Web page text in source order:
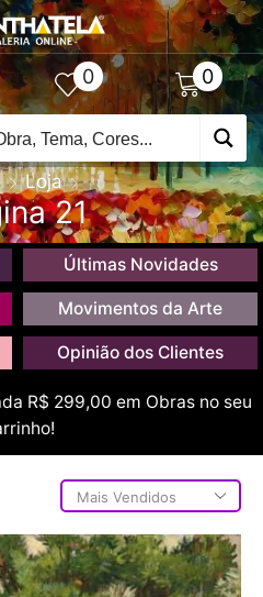
0 0
Loja
21
Últimas Novidades
Movimentos da Arte
Opinião dos Clientes
R$ 299,00 em Obras no seu